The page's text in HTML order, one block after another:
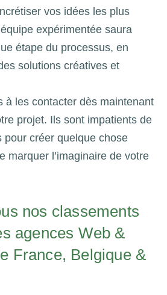
vos idées les plus
expérimentée saura
étape du processus, en
solutions créatives et
à les contacter dès maintenant
projet. Ils sont impatients de
pour créer quelque chose
marquer l’imaginaire de votre
nos classements
agences Web &
France, Belgique &